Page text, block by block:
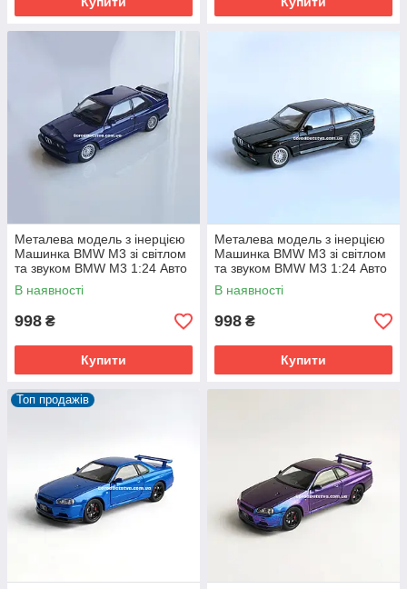
Металева модель з інерцією
Машинка BMW M3 зі світлом
та звуком BMW M3 1:24 Авто
Експерт
В наявності
998 ₴
Купити
Металева модель з інерцією
Машинка BMW M3 зі світлом
та звуком BMW M3 1:24 Авто
Експерт
В наявності
998 ₴
Купити
Топ продажів